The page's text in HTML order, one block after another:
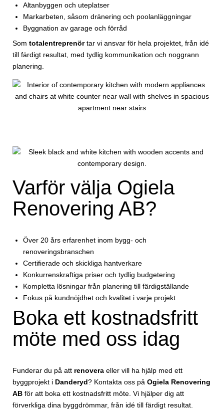
Altanbyggen och uteplatser
Markarbeten, såsom dränering och poolanläggningar
Byggnation av garage och förråd
Som totalentreprenörtar vi ansvar för hela projektet, från idé
till färdigt resultat, med tydlig kommunikation och noggrann
planering.
Varför välja Ogiela
Renovering AB?
Över 20 års erfarenhet inom bygg- och
renoveringsbranschen
Certifierade och skickliga hantverkare
Konkurrenskraftiga priser och tydlig budgetering
Kompletta lösningar från planering till färdigställande
Fokus på kundnöjdhet och kvalitet i varje projekt
Boka ett kostnadsfritt
möte med oss idag
Funderar du på att renovera eller vill ha hjälp med ett
byggprojekt i Danderyd? Kontakta oss på Ogiela Renovering
AB för att boka ett kostnadsfritt möte. Vi hjälper dig att
förverkliga dina byggdrömmar, från idé till färdigt resultat.